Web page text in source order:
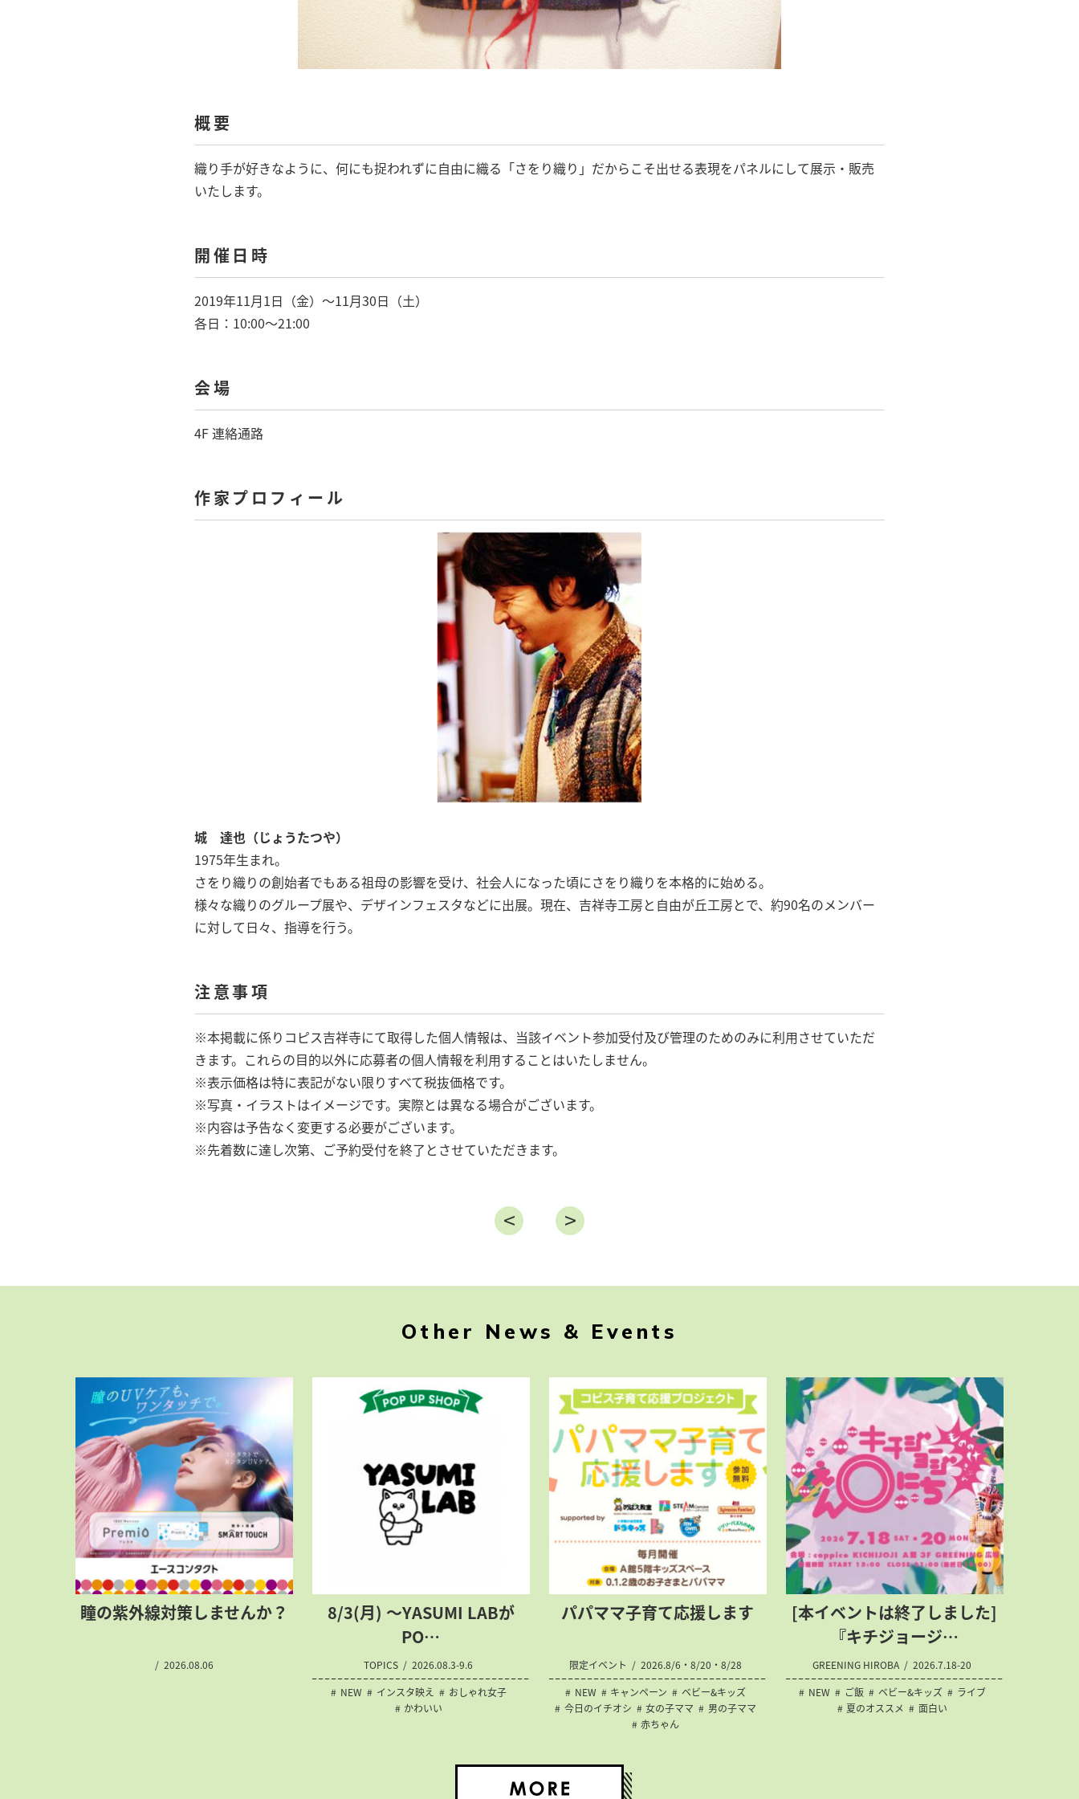
概要
織り手が好きなように、何にも捉われずに自由に織る「さをり織り」だからこそ出せる表現をパネルにして展示・販売
いたします。
開催日時
2019年11月1日（金）〜11月30日（土）
各日：10:00〜21:00
会場
4F 連絡通路
作家プロフィール
城 達也（じょうたつや）
1975年生まれ。
さをり織りの創始者でもある祖母の影響を受け、社会人になった頃にさをり織りを本格的に始める。
様々な織りのグループ展や、デザインフェスタなどに出展。現在、吉祥寺工房と自由が丘工房とで、約90名のメンバー
に対して日々、指導を行う。
注意事項
※本掲載に係りコピス吉祥寺にて取得した個人情報は、当該イベント参加受付及び管理のためのみに利用させていただ
きます。これらの目的以外に応募者の個人情報を利用することはいたしません。
※表示価格は特に表記がない限りすべて税抜価格です。
※写真・イラストはイメージです。実際とは異なる場合がございます。
※内容は予告なく変更する必要がございます。
※先着数に達し次第、ご予約受付を終了とさせていただきます。
Other News & Events
瞳の紫外線対策しませんか？
2026.08.06
8/3(月) 〜YASUMI LABが
PO…
TOPICS
2026.08.3-9.6
NEW
インスタ映え
おしゃれ女子
かわいい
パパママ子育て応援します
限定イベント
2026.8/6・8/20・8/28
NEW
キャンペーン
ベビー&キッズ
今日のイチオシ
女の子ママ
男の子ママ
赤ちゃん
[本イベントは終了しました]
『キチジョージ…
GREENING HIROBA
2026.7.18-20
NEW
ご飯 ベビー&キッズ
ライブ
夏のオススメ
面白い